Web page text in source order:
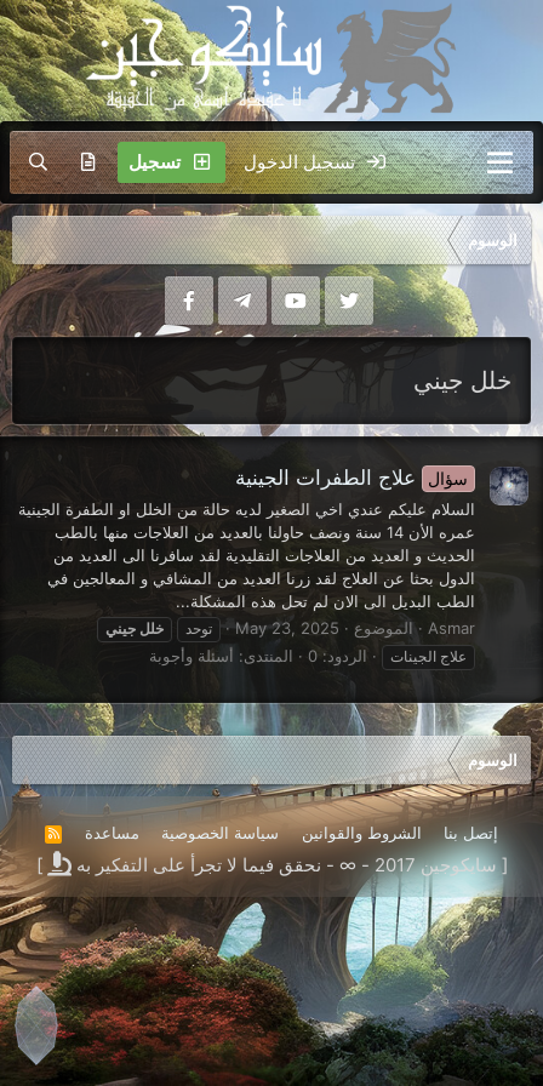
تسجيل الدخول تسجيل
الوسوم
خلل جيني
سؤال علاج الطفرات الجينية
السلام عليكم عندي اخي الصغير لديه حالة من الخلل او الطفرة الجينية
عمره الأن 14 سنة ونصف حاولنا بالعديد من العلاجات منها بالطب
الحديث و العديد من العلاجات التقليدية لقد سافرنا الى العديد من
الدول بحثا عن العلاج لقد زرنا العديد من المشافي و المعالجين في
الطب البديل الى الان لم تحل هذه المشكلة...
Asmar
الموضوع May 23, 2025 توحد خلل جيني
علاج الجينات
الردود: 0 المنتدى: أسئلة وأجوبة
الوسوم
إتصل بنا الشروط والقوانين سياسة الخصوصية مساعدة
R
S
[ سايكوجين 2017 - ∞ - نحقق فيما لا تجرأ على التفكير به ]